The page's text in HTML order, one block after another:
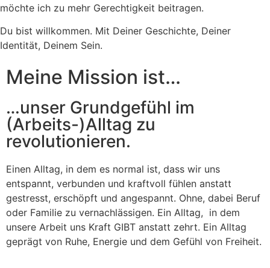
möchte ich zu mehr Gerechtigkeit beitragen.
Du bist willkommen. Mit Deiner Geschichte, Deiner
Identität, Deinem Sein.
Meine Mission ist…
…unser Grundgefühl im
(Arbeits-)Alltag zu
revolutionieren.
Einen Alltag, in dem es normal ist, dass wir uns
entspannt, verbunden und kraftvoll fühlen anstatt
gestresst, erschöpft und angespannt. Ohne, dabei Beruf
oder Familie zu vernachlässigen. Ein Alltag, in dem
unsere Arbeit uns Kraft GIBT anstatt zehrt. Ein Alltag
geprägt von Ruhe, Energie und dem Gefühl von Freiheit.